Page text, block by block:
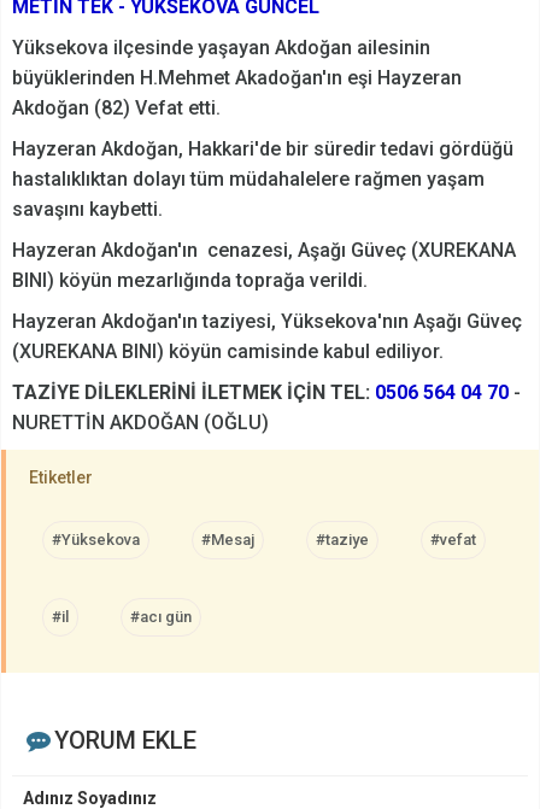
METİN TEK - YÜKSEKOVA GÜNCEL
Yüksekova ilçesinde yaşayan Akdoğan ailesinin
büyüklerinden H.Mehmet Akadoğan'ın eşi Hayzeran
Akdoğan (82) Vefat etti.
Hayzeran Akdoğan, Hakkari'de bir süredir tedavi gördüğü
hastalıklıktan dolayı tüm müdahalelere rağmen yaşam
savaşını kaybetti.
Hayzeran Akdoğan'ın cenazesi, Aşağı Güveç (XUREKANA
BINI) köyün mezarlığında toprağa verildi.
Hayzeran Akdoğan'ın taziyesi, Yüksekova'nın Aşağı Güveç
(XUREKANA BINI) köyün camisinde kabul ediliyor.
TAZİYE DİLEKLERİNİ İLETMEK İÇİN TEL: 0506 564 04 70 -
NURETTİN AKDOĞAN (OĞLU)
Etiketler
#Yüksekova #Mesaj #taziye #vefat
#il #acı gün
YORUM EKLE
Adınız Soyadınız